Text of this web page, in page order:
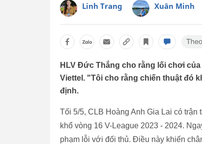
Linh Trang Xuân Minh
HLV Đức Thắng cho rằng lối chơi
Viettel. "Tôi cho rằng chiến thuật đó
định.
Tối 5/5, CLB Hoàng Anh Gia Lai có
khổ vòng 16 V-League 2023 - 2024.
phạm lỗi với đối thủ. Điều này khiến